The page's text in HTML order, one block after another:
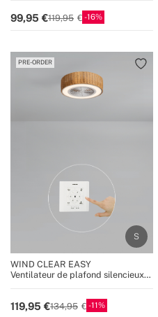
99,95 119,95 16
PRE-ORDER
WIND CLEAR EASY
Ventilateur de plafond silencieux
119,95 134,95 11